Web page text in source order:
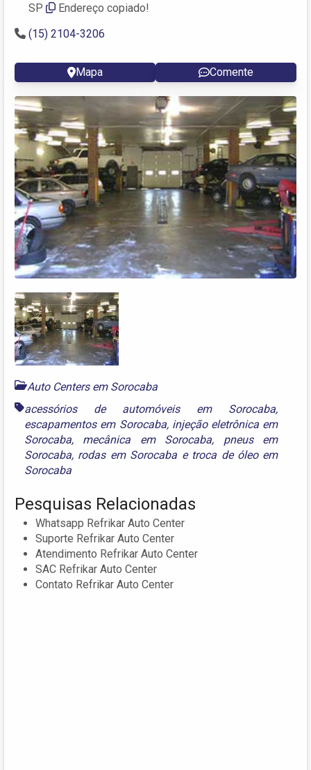
SP
Endereço copiado!
(15) 2104-3206
Mapa Comente
Auto Centers em Sorocaba
acessórios de automóveis em Sorocaba,
escapamentos em Sorocaba, injeção eletrônica em
Sorocaba, mecânica em Sorocaba, pneus em
Sorocaba, rodas em Sorocaba e troca de óleo em
Sorocaba
Pesquisas Relacionadas
Whatsapp Refrikar Auto Center
Suporte Refrikar Auto Center
Atendimento Refrikar Auto Center
SAC Refrikar Auto Center
Contato Refrikar Auto Center